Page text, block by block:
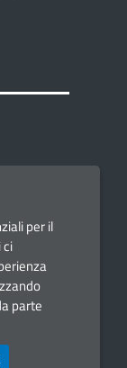
per il
parte